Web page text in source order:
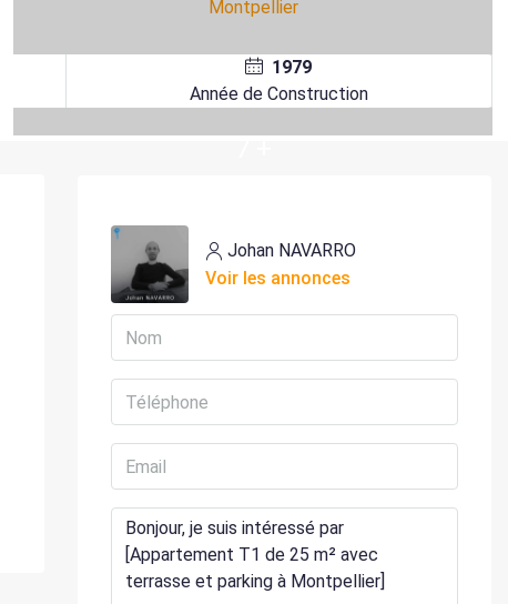
1979
Année de Construction
Johan NAVARRO
Voir les annonces